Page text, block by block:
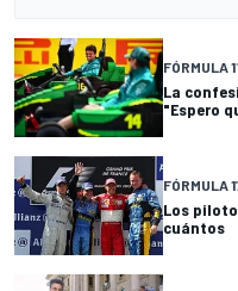
FÓRMULA 1
La
"Espero
FÓRMULA 1
Los
cuántos